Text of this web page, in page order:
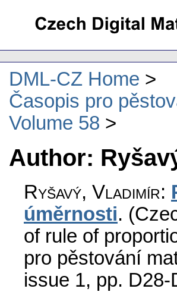
DML-CZ Home
Časopis pro
Volume 58
Author:
Ryšavý, Vladimír:
úměrnosti.
of rule of
pro pěstování
issue 1, pp. D28-